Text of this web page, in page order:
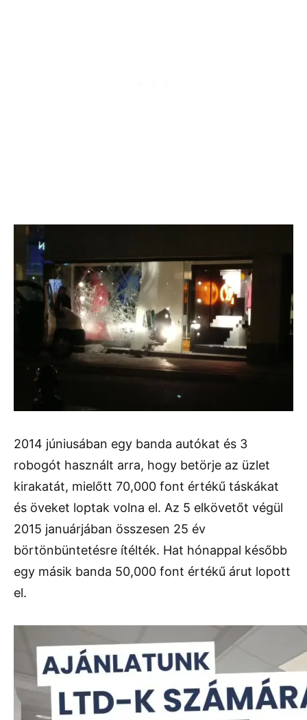
2014 júniusában egy banda autókat és 3
robogót használt arra, hogy betörje az üzlet
kirakatát, mielőtt 70,000 font értékű táskákat
és öveket loptak volna el. Az 5 elkövetőt végül
2015 januárjában összesen 25 év
börtönbüntetésre ítélték. Hat hónappal később
egy másik banda 50,000 font értékű árut lopott
el.